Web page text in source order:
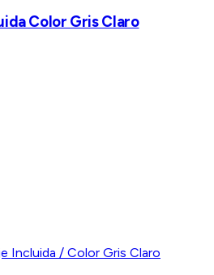
Color Gris Claro